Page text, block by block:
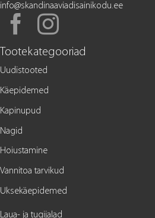
info@skandinaaviadisainikodu.ee
Tootekategooriad
Uudistooted
Käepidemed
Kapinupud
Nagid
Hoiustamine
Vannitoa tarvikud
Uksekäepidemed
Laua- ja tugijalad